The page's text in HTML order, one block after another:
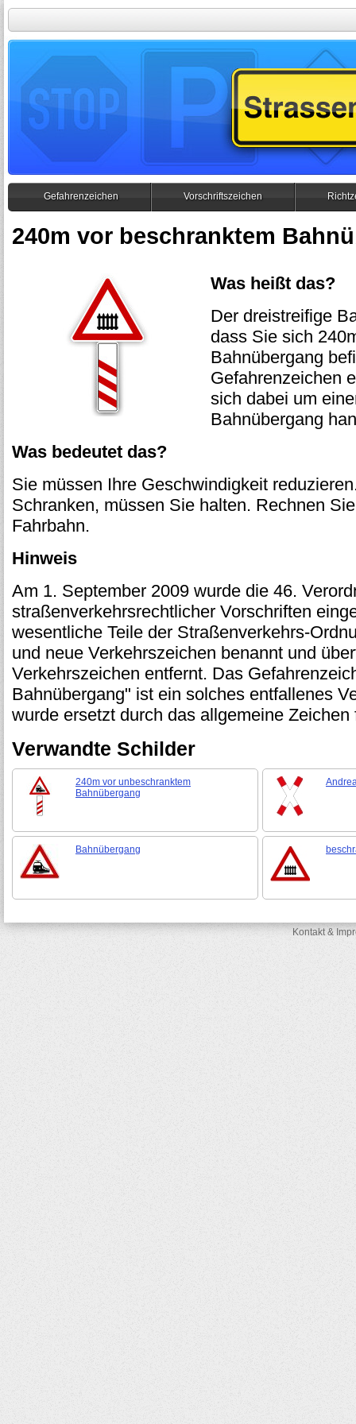
Gefahrenzeichen Vorschriftszeichen
240m vor beschranktem
Was heißt das?
Der dreistreifige
dass Sie sich
Bahnübergang
Gefahrenzeichen
sich dabei um
Bahnübergang
Was bedeutet das?
Sie müssen Ihre Geschwindigkeit
Schranken, müssen Sie halten. Rechnen
Fahrbahn.
Hinweis
Am 1. September 2009 wurde die 46.
straßenverkehrsrechtlicher Vorschriften
wesentliche Teile der Straßenverkehrs-
und neue Verkehrszeichen benannt und
Verkehrszeichen entfernt. Das
Bahnübergang" ist ein solches entfallenes
wurde ersetzt durch das allgemeine
Verwandte Schilder
240m vor unbeschranktem
Bahnübergang
Bahnübergang
Kontakt &